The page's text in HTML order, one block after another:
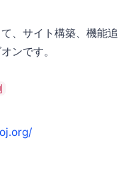
、サイト構築、機能追
ンです。